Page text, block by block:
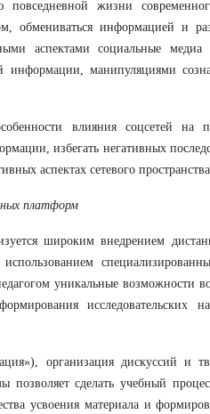
повседневной жизни
обмениваться информацией и
аспектами социальные медиа
информации, манипуляциями
влияния соцсетей на
избегать негативных
аспектах сетевого
платформ
широким внедрением
уникальные возможности
исследовательских
организация дискуссий и
позволяет сделать учебный
усвоения материала и